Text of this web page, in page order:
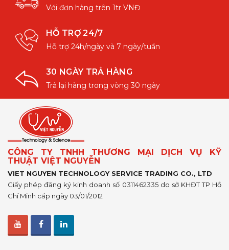
Với đơn hàng trên 1tr VNĐ
HỖ TRỢ 24/7
Hỗ trợ 24h/ngày và 7 ngày/tuần
30 NGÀY TRẢ HÀNG
Trả lại hàng trong vòng 30 ngày
CÔNG TY TNHH THƯƠNG MẠI DỊCH VỤ KỸ
THUẬT VIỆT NGUYỄN
VIET NGUYEN TECHNOLOGY SERVICE TRADING CO., LTD
Giấy phép đăng ký kinh doanh số 0311462335 do sở KHĐT TP Hồ
Chí Minh cấp ngày 03/01/2012